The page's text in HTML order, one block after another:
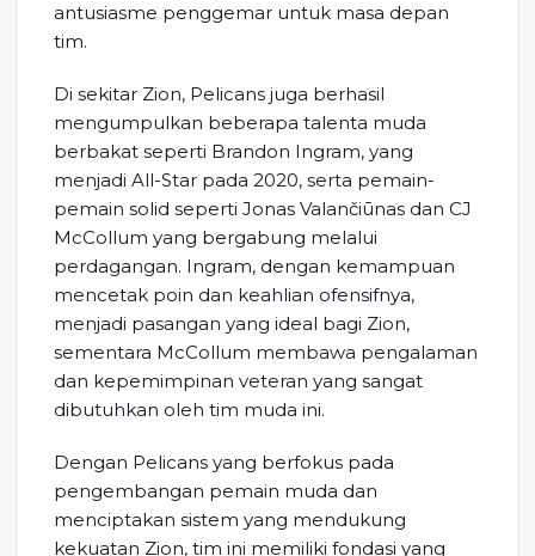
antusiasme penggemar untuk masa depan
tim.
Di sekitar Zion, Pelicans juga berhasil
mengumpulkan beberapa talenta muda
berbakat seperti Brandon Ingram, yang
menjadi All-Star pada 2020, serta pemain-
pemain solid seperti Jonas Valančiūnas dan CJ
McCollum yang bergabung melalui
perdagangan. Ingram, dengan kemampuan
mencetak poin dan keahlian ofensifnya,
menjadi pasangan yang ideal bagi Zion,
sementara McCollum membawa pengalaman
dan kepemimpinan veteran yang sangat
dibutuhkan oleh tim muda ini.
Dengan Pelicans yang berfokus pada
pengembangan pemain muda dan
menciptakan sistem yang mendukung
kekuatan Zion, tim ini memiliki fondasi yang